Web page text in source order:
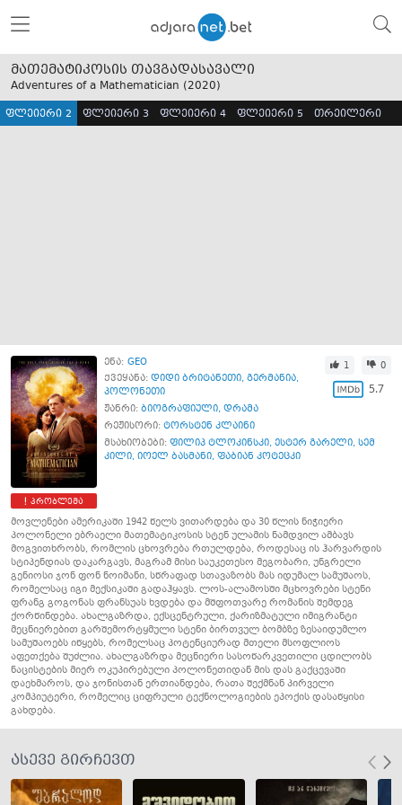
მათემატიკოსის თავგადასავალი
Adventures of a Mathematician (2020)
ფლეიერი 2 ფლეიერი 3 ფლეიერი 4 ფლეიერი 5 თრეილერი
პრობლემა
ენა: GEO
ქვეყანა: დიდი ბრიტანეთი, გერმანია,
პოლონეთი
1 0
5.7
ჟანრი: ბიოგრაფიული, დრამა
რეჟისორი: ტორსტენ კლაინი
მსახიობები: ფილიპ ტლოკინსკი, ესტერ გარელი, სემ
კილი, იოელ ბასმანი, ფაბიან კოტეცკი
მოვლენები ამერიკაში 1942 წელს ვითარდება და 30 წლის ნიჭიერი
პოლონელი ებრაელი მათემატიკოსის სტენ ულამის ნამდვილ ამბავს
მოგვითხრობს, რომლის ცხოვრება რთულდება, როდესაც ის ჰარვარდის
სტიპენდიას დაკარგავს, მაგრამ მისი საუკეთესო მეგობარი, უნგრელი
გენიოსი ჯონ ფონ ნოიმანი, სწრაფად სთავაზობს მას იდუმალ სამუშაოს,
რომელსაც იგი მექსიკაში გადაჰყავს. ლოს-ალამოსში მცხოვრები სტენი
ფრანგ გოგონას ფრანსუას ხვდება და მშფოთვარე რომანის შემდეგ
ქორწინდება. ახალგაზრდა, ექსცენტრული, ქარიზმატული იმიგრანტი
მეცნიერებით გარშემორტყმული სტენი ბირთვულ ბომბზე ზესაიდუმლო
სამუშაოებს იწყებს, რომელსაც პოტენციურად მთელი მსოფლიოს
აფეთქება შუძლია. ახალგაზრდა მეცნიერი სასოწარკვეთილი ცდილობს
ნაცისტების მიერ ოკუპირებული პოლონეთიდან მის დას გაქცევაში
დაეხმაროს, და ჯონისთან ერთიანდება, რათა შექმნან პირველი
კომპიუტერი, რომელიც ციფრული ტექნოლოგიების ეპოქის დასაწყისი
გახდება.
ასევე გირჩევთ